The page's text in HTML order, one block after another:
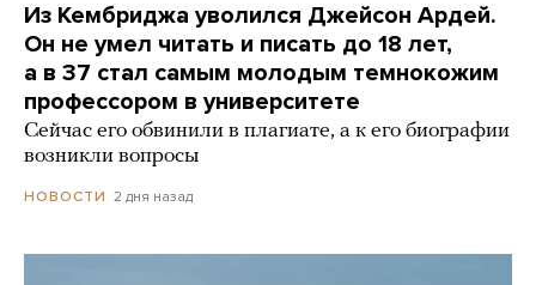
Из Кембриджа уволился Джейсон Ардей.
Он не умел читать и писать до 18 лет,
а в 37 стал самым молодым темнокожим
профессором в университете
Сейчас его обвинили в плагиате, а к его биографии
возникли вопросы
НОВОСТИ 2 дня назад